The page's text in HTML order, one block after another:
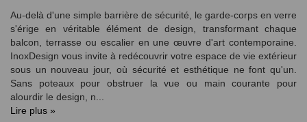
Au-delà d'une simple barrière de sécurité, le garde-corps en verre
s'érige en véritable élément de design, transformant chaque
balcon, terrasse ou escalier en une œuvre d'art contemporaine.
InoxDesign vous invite à redécouvrir votre espace de vie extérieur
sous un nouveau jour, où sécurité et esthétique ne font qu'un.
Sans poteaux pour obstruer la vue ou main courante pour
alourdir le design, n...
Lire plus »